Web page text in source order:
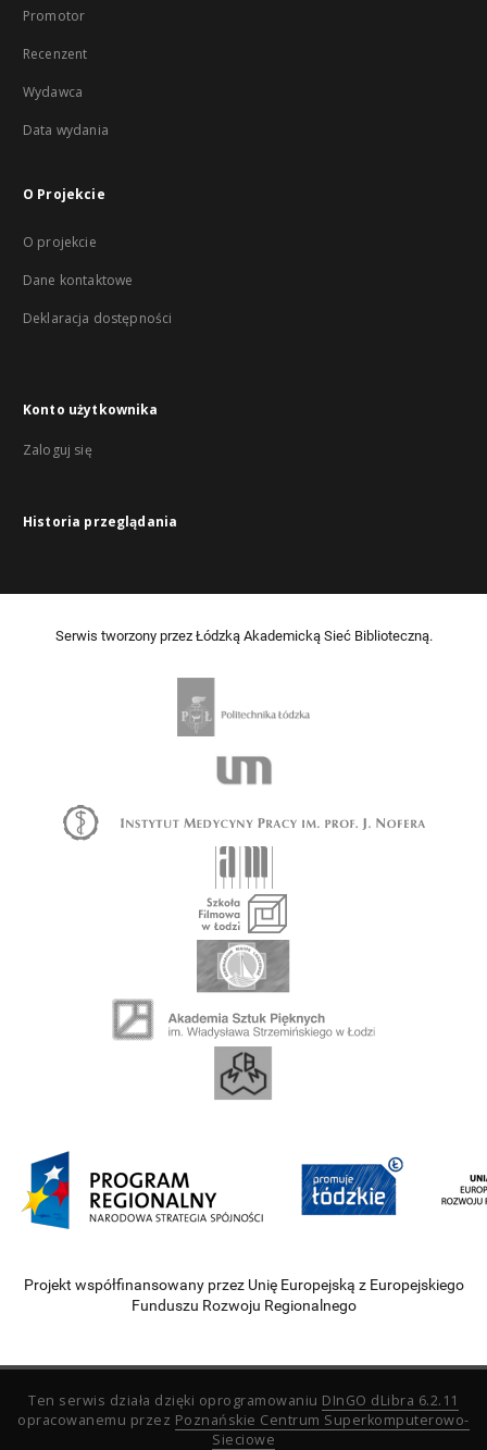
Promotor
Recenzent
Wydawca
Data wydania
O Projekcie
O projekcie
Dane kontaktowe
Deklaracja dostępności
Konto użytkownika
Zaloguj się
Historia przeglądania
Serwis tworzony przez Łódzką Akademicką Sieć Biblioteczną.
Projekt współfinansowany przez Unię Europejską z Europejskiego
Funduszu Rozwoju Regionalnego
Ten serwis działa dzięki oprogramowaniu DInGO dLibra 6.2.11
opracowanemu przez Poznańskie Centrum Superkomputerowo-
Sieciowe